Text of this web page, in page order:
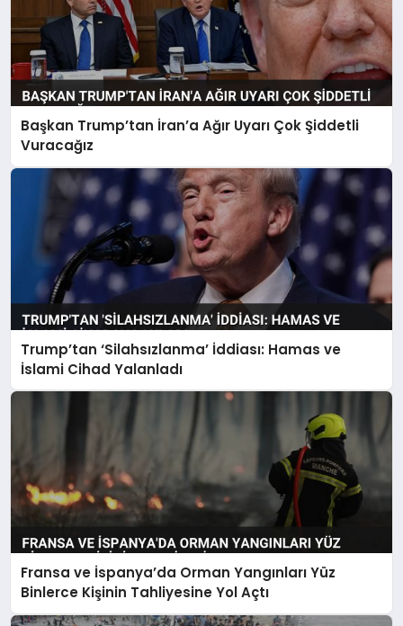
Başkan Trump’tan İran’a Ağır Uyarı Çok Şiddetli
Vuracağız
Trump’tan ‘Silahsızlanma’ İddiası: Hamas ve
İslami Cihad Yalanladı
Fransa ve İspanya’da Orman Yangınları Yüz
Binlerce Kişinin Tahliyesine Yol Açtı